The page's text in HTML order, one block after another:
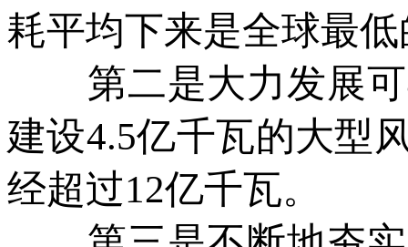
耗平均下来是全球最
第二是大力发展可
建设4.5亿千瓦的大型
经超过12亿千瓦。